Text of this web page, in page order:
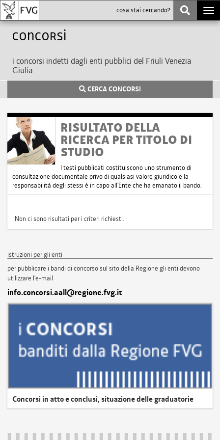
Concorsi
i concorsi indetti dagli enti pubblici del Friuli Venezia
Giulia
CERCA CONCORSI
RISULTATO DELLA
RICERCA PER TITOLO DI
STUDIO
I testi pubblicati costituiscono uno strumento di
consultazione documentale privo di qualsiasi valore giuridico e la
responsabilità degli stessi è in capo all'Ente che ha emanato il bando.
Non ci sono risultati per i criteri richiesti.
istruzioni per gli enti
per pubblicare i bandi di concorso sul sito della Regione gli enti devono
utilizzare l'e-mail
info.concorsi.aall@regione.fvg.it
Concorsi in atto e conclusi, situazione delle graduatorie